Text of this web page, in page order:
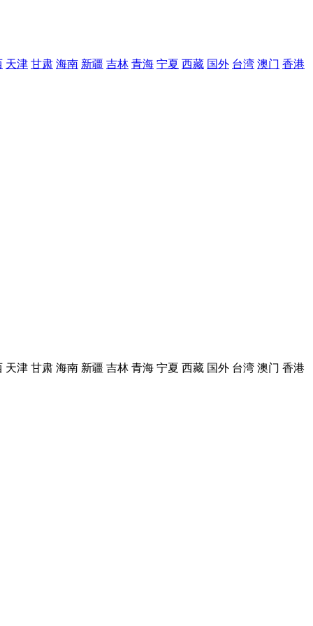
天津 甘肃 海南 新疆 吉林 青海 宁夏 西藏 国外 台湾 澳门 香港
天津 甘肃 海南 新疆 吉林 青海 宁夏 西藏 国外 台湾 澳门 香港